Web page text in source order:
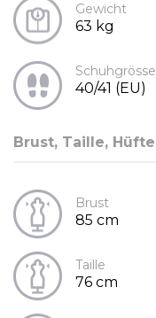
Gewicht
63 kg
Schuhgrösse
40/41 (EU)
Brust, Taille, Hüfte
Brust
85 cm
Taille
76 cm